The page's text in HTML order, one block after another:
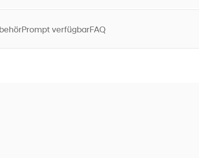
Prompt verfügbarFAQ